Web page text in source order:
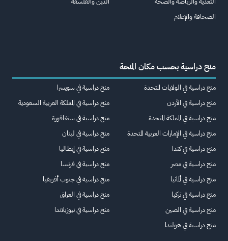
الصحافة والإعلام
منح دراسية بحسب مكان المنحة
منح دراسية في الولايات المتحدة
منح دراسية في الأردن
منح دراسية في المملكة المتحدة
منح دراسية في الإمارات العربية المتحدة
منح دراسية في كندا
منح دراسية في مصر
منح دراسية في ألمانيا
منح دراسية في تركيا
منح دراسية في الصين
منح دراسية في هولندا
منح دراسية في سويسرا
منح دراسية في المملكة العربية السعودية
منح دراسية في سنغافورة
منح دراسية في لبنان
منح دراسية في إيطاليا
منح دراسية في فرنسا
منح دراسية في جنوب أفريقيا
منح دراسية في العراق
منح دراسية في نيوزيلاندا